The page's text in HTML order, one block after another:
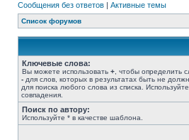
Сообщения без ответов | Активные темы
Список форумов
Ключевые слова:
Вы можете использовать + , чтобы определить
- для слов, которых в результатах быть не
для поиска любого слова из списка. Используйте
совпадения.
Поиск по автору:
Используйте * в качестве шаблона.